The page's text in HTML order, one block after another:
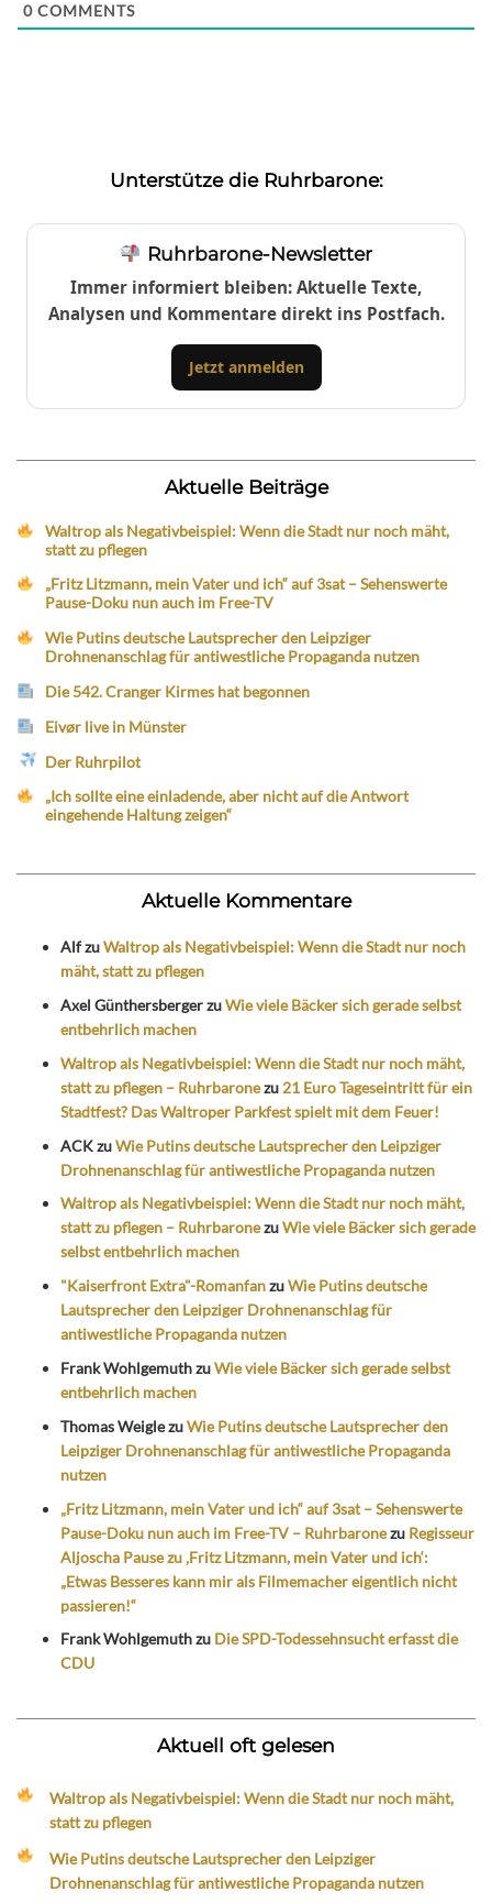
0 COMMENTS
Unterstütze die Ruhrbarone:
Ruhrbarone-Newsletter
Immer informiert bleiben: Aktuelle Texte,
Analysen und Kommentare direkt ins Postfach.
Jetzt anmelden
Aktuelle Beiträge
Waltrop als Negativbeispiel: Wenn die Stadt nur noch mäht,
statt zu pflegen
„Fritz Litzmann, mein Vater und ich“ auf 3sat – Sehenswerte
Pause-Doku nun auch im Free-TV
Wie Putins deutsche Lautsprecher den Leipziger
Drohnenanschlag für antiwestliche Propaganda nutzen
Die 542. Cranger Kirmes hat begonnen
Eivør live in Münster
Der Ruhrpilot
„Ich sollte eine einladende, aber nicht auf die Antwort
eingehende Haltung zeigen“
Aktuelle Kommentare
AlfzuWaltrop als Negativbeispiel: Wenn die Stadt nur noch
mäht, statt zu pflegen
Axel GünthersbergerzuWie viele Bäcker sich gerade selbst
entbehrlich machen
Waltrop als Negativbeispiel: Wenn die Stadt nur noch mäht,
statt zu pflegen – Ruhrbaronezu 21 Euro Tageseintritt für ein
Stadtfest? Das Waltroper Parkfest spielt mit dem Feuer!
ACKzuWie Putins deutsche Lautsprecher den Leipziger
Drohnenanschlag für antiwestliche Propaganda nutzen
Waltrop als Negativbeispiel: Wenn die Stadt nur noch mäht,
statt zu pflegen – RuhrbaronezuWie viele Bäcker sich gerade
selbst entbehrlich machen
"Kaiserfront Extra"-RomanfanzuWie Putins deutsche
Lautsprecher den Leipziger Drohnenanschlag für
antiwestliche Propaganda nutzen
Frank WohlgemuthzuWie viele Bäcker sich gerade selbst
entbehrlich machen
Thomas WeiglezuWie Putins deutsche Lautsprecher den
Leipziger Drohnenanschlag für antiwestliche Propaganda
nutzen
„Fritz Litzmann, mein Vater und ich“ auf 3sat – Sehenswerte
Pause-Doku nun auch im Free-TV – Ruhrbaronezu Regisseur
Aljoscha Pause zu ‚Fritz Litzmann, mein Vater und ich‘:
„Etwas Besseres kann mir als Filmemacher eigentlich nicht
passieren!“
Frank Wohlgemuthzu Die SPD-Todessehnsucht erfasst die
CDU
Aktuell oft gelesen
Waltrop als Negativbeispiel: Wenn die Stadt nur noch mäht,
statt zu pflegen
Wie Putins deutsche Lautsprecher den Leipziger
Drohnenanschlag für antiwestliche Propaganda nutzen